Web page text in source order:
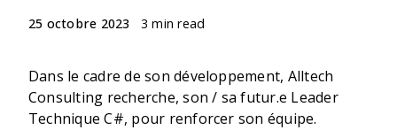
25 octobre 2023 3 min read
Dans le cadre de son développement, Alltech
Consulting recherche, son / sa futur.e Leader
Technique C#, pour renforcer son équipe.